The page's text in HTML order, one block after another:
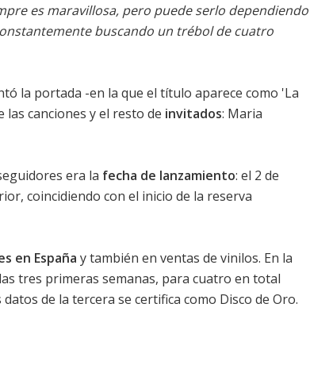
es maravillosa, pero puede serlo dependiendo
buscando un trébol de cuatro
la portada -en la que el título aparece como 'La
canciones y el resto de invitados: Maria
era la fecha de lanzamiento: el 2 de
coincidiendo con el inicio de la reserva
en España y también en ventas de vinilos. En la
tres primeras semanas, para cuatro en total
de la tercera se certifica como Disco de Oro.